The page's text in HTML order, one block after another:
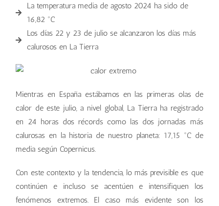
La temperatura media de agosto 2024 ha sido de
16,82 °C
Los días 22 y 23 de julio se alcanzaron los días más
calurosos en La Tierra
Mientras en España estábamos en las primeras olas de
calor de este julio, a nivel global, La Tierra ha registrado
en 24 horas dos récords como las dos jornadas más
calurosas en la historia de nuestro planeta: 17,15 °C de
media según Copernicus.
Con este contexto y la tendencia, lo más previsible es que
continúen e incluso se acentúen e intensifiquen los
fenómenos extremos. El caso más evidente son los